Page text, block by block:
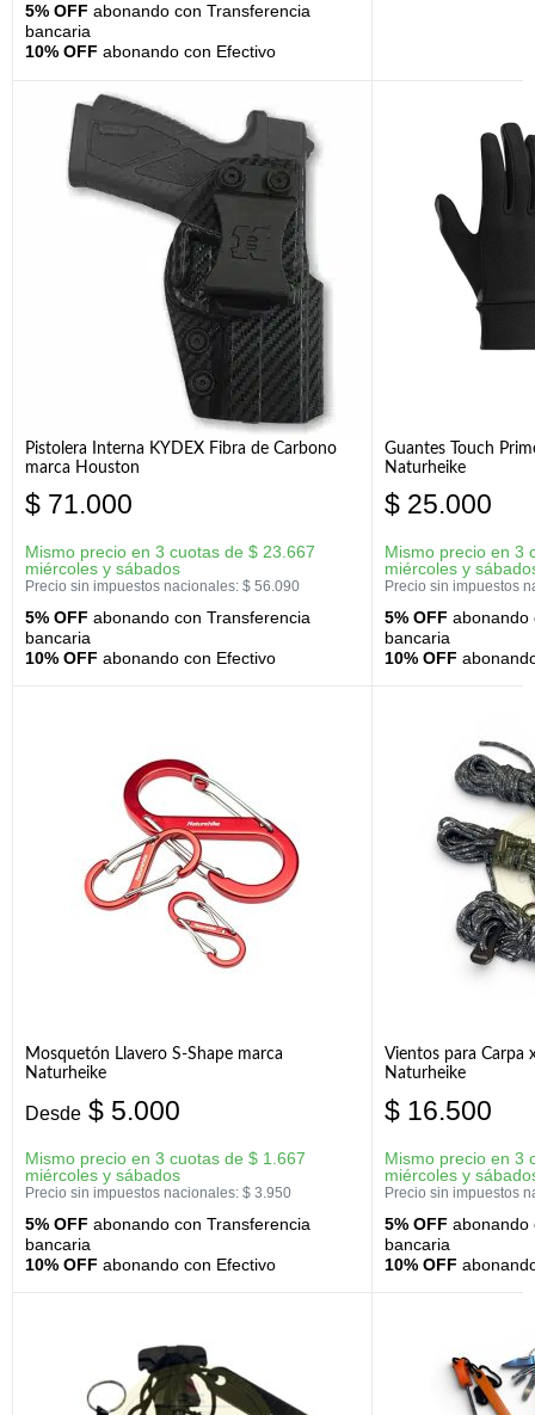
5% OFF abonando con Transferencia
bancaria
10% OFF abonando con Efectivo
Pistolera Interna KYDEX Fibra de Carbono
marca Houston
$ 71.000
Mismo precio en 3 cuotas de $ 23.667
miércoles y sábados
Precio sin impuestos nacionales: $ 56.090
5% OFF abonando con Transferencia
bancaria
10% OFF abonando con Efectivo
Guantes Touch
Naturheike
$ 25.000
Mismo precio en 3
miércoles y
Precio sin impuestos
5% OFF abonando
bancaria
10% OFF
Mosquetón Llavero S-Shape marca
Naturheike
Desde $ 5.000
Mismo precio en 3 cuotas de $ 1.667
miércoles y sábados
Precio sin impuestos nacionales: $ 3.950
5% OFF abonando con Transferencia
bancaria
10% OFF abonando con Efectivo
Vientos para Carpa
Naturheike
$ 16.500
Mismo precio en 3
miércoles y
Precio sin impuestos
5% OFF abonando
bancaria
10% OFF